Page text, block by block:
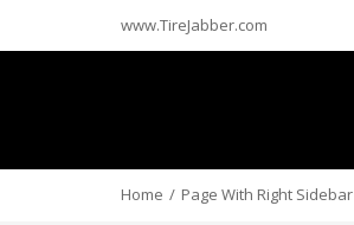
www.TireJabber.com
Home Page With Right Sidebar